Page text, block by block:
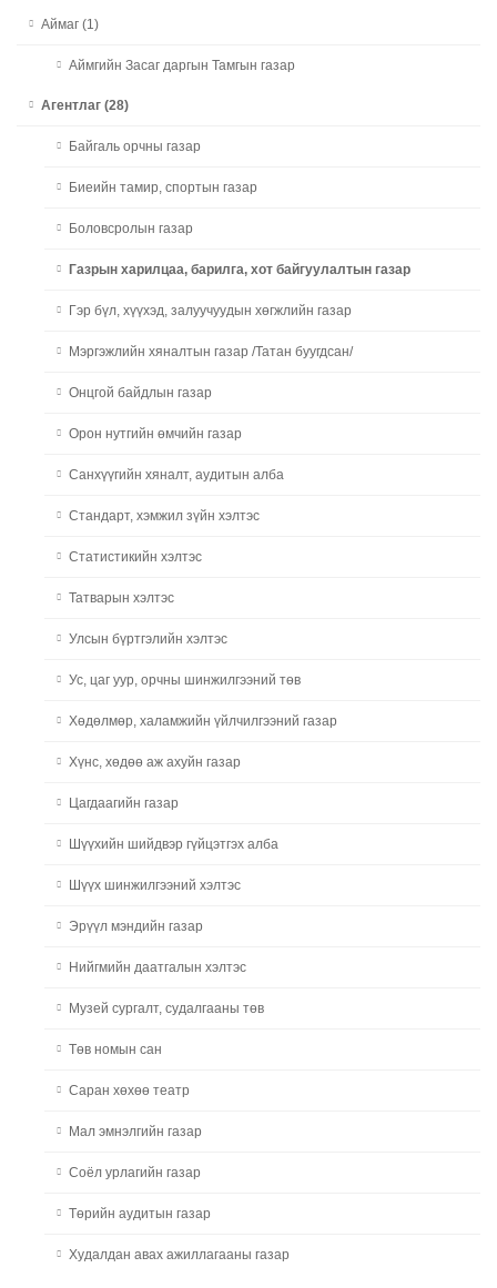
Аймаг (1)
Аймгийн Засаг даргын Тамгын газар
Агентлаг (28)
Байгаль орчны газар
Биеийн тамир, спортын газар
Боловсролын газар
Газрын харилцаа, барилга, хот байгуулалтын газар
Гэр бүл, хүүхэд, залуучуудын хөгжлийн газар
Мэргэжлийн хяналтын газар /Татан буугдсан/
Онцгой байдлын газар
Орон нутгийн өмчийн газар
Санхүүгийн хяналт, аудитын алба
Стандарт, хэмжил зүйн хэлтэс
Статистикийн хэлтэс
Татварын хэлтэс
Улсын бүртгэлийн хэлтэс
Ус, цаг уур, орчны шинжилгээний төв
Хөдөлмөр, халамжийн үйлчилгээний газар
Хүнс, хөдөө аж ахуйн газар
Цагдаагийн газар
Шүүхийн шийдвэр гүйцэтгэх алба
Шүүх шинжилгээний хэлтэс
Эрүүл мэндийн газар
Нийгмийн даатгалын хэлтэс
Музей сургалт, судалгааны төв
Төв номын сан
Саран хөхөө театр
Мал эмнэлгийн газар
Соёл урлагийн газар
Төрийн аудитын газар
Худалдан авах ажиллагааны газар